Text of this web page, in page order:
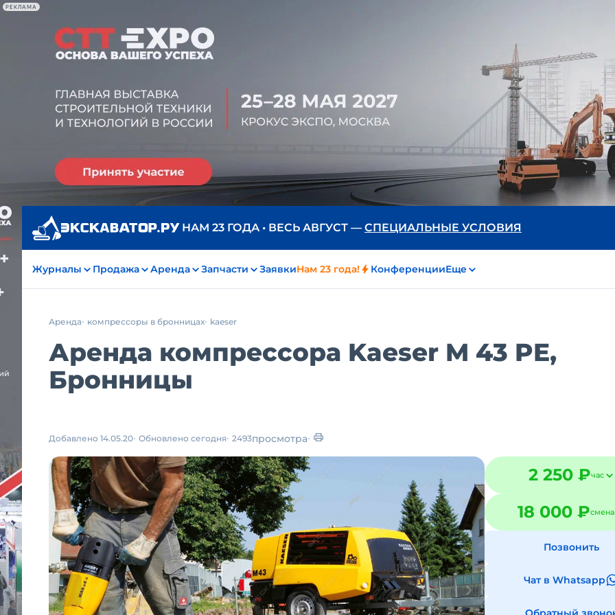
РЕКЛАМА
НАМ 23 ГОДА • ВЕСЬ АВГУСТ — СПЕЦИАЛЬНЫЕ УСЛОВИЯ
Журналы Продажа Аренда Запчасти ЗаявкиНам 23 года! КонференцииЕще
Аренда компрессоры в бронницах kaeser
Аренда компрессора Kaeser M 43 PE,
Бронницы
Добавлено 14.05.20 Обновлено сегодня 2493просмотра
2 250 ₽час
18 000 ₽смена
Позвонить
Чат в Whatsapp